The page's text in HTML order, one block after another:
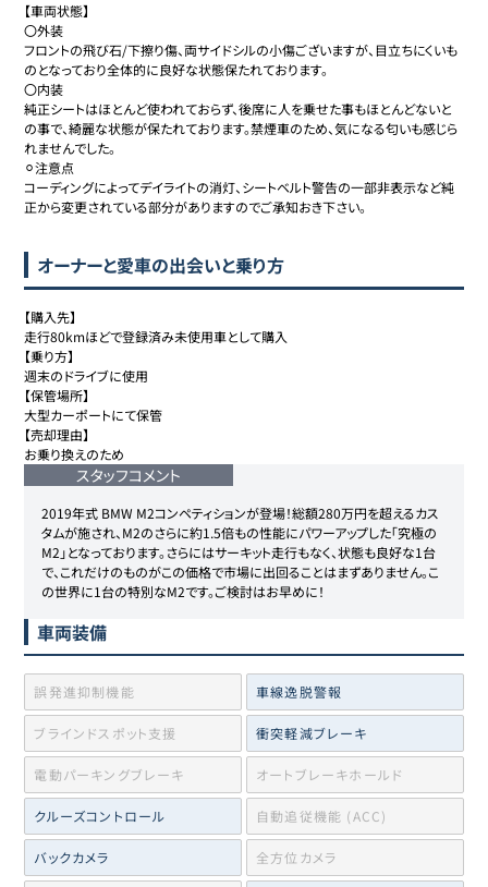
【車両状態】
〇外装
フロントの飛び石/下擦り傷、両サイドシルの小傷ございますが、目立ちにくいも
のとなっており全体的に良好な状態保たれております。
〇内装
純正シートはほとんど使われておらず、後席に人を乗せた事もほとんどないと
の事で、綺麗な状態が保たれております。禁煙車のため、気になる匂いも感じら
れませんでした。
⚪︎注意点
コーディングによってデイライトの消灯、シートベルト警告の一部非表示など純
正から変更されている部分がありますのでご承知おき下さい。
オーナーと愛車の出会いと乗り方
【購入先】
走行80kmほどで登録済み未使用車として購入
【乗り方】
週末のドライブに使用
【保管場所】
大型カーポートにて保管
【売却理由】
お乗り換えのため
スタッフコメント
2019年式 BMW M2コンペティションが登場！総額280万円を超えるカス
タムが施され、M2のさらに約1.5倍もの性能にパワーアップした「究極の
M2」となっております。さらにはサーキット走行もなく、状態も良好な1台
で、これだけのものがこの価格で市場に出回ることはまずありません。こ
の世界に1台の特別なM2です。ご検討はお早めに！
車両装備
誤発進抑制機能 車線逸脱警報
ブラインドスポット支援 衝突軽減ブレーキ
電動パーキングブレーキ オートブレーキホールド
クルーズコントロール 自動追従機能 (ACC)
バックカメラ 全方位カメラ